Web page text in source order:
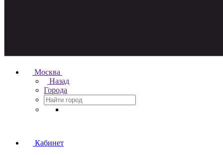
Москва
Назад
Города
Кабинет